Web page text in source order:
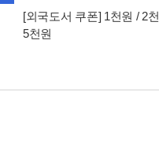
[외국도서 쿠폰] 1천원 / 2
5천원